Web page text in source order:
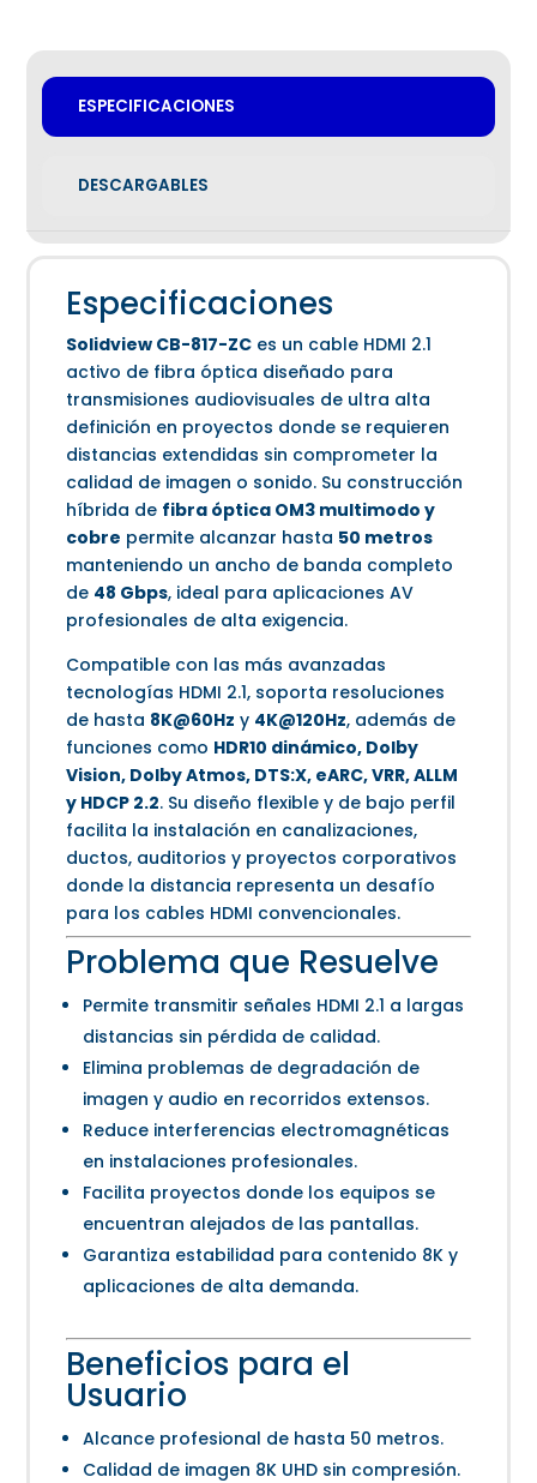
ESPECIFICACIONES
DESCARGABLES
Especificaciones
Solidview CB-817-ZC es un cable HDMI 2.1
activo de fibra óptica diseñado para
transmisiones audiovisuales de ultra alta
definición en proyectos donde se requieren
distancias extendidas sin comprometer la
calidad de imagen o sonido. Su construcción
híbrida de fibra óptica OM3 multimodo y
cobre permite alcanzar hasta 50 metros
manteniendo un ancho de banda completo
de 48 Gbps, ideal para aplicaciones AV
profesionales de alta exigencia.
Compatible con las más avanzadas
tecnologías HDMI 2.1, soporta resoluciones
de hasta 8K@60Hz y 4K@120Hz, además de
funciones como HDR10 dinámico, Dolby
Vision, Dolby Atmos, DTS:X, eARC, VRR, ALLM
y HDCP 2.2. Su diseño flexible y de bajo perfil
facilita la instalación en canalizaciones,
ductos, auditorios y proyectos corporativos
donde la distancia representa un desafío
para los cables HDMI convencionales.
Problema que Resuelve
Permite transmitir señales HDMI 2.1 a largas
distancias sin pérdida de calidad.
Elimina problemas de degradación de
imagen y audio en recorridos extensos.
Reduce interferencias electromagnéticas
en instalaciones profesionales.
Facilita proyectos donde los equipos se
encuentran alejados de las pantallas.
Garantiza estabilidad para contenido 8K y
aplicaciones de alta demanda.
Beneficios para el
Usuario
Alcance profesional de hasta 50 metros.
Calidad de imagen 8K UHD sin compresión.